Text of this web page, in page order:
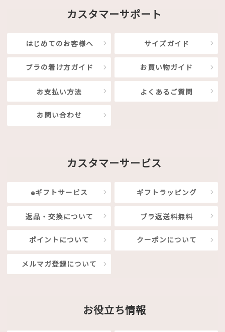
カスタマーサポート
はじめてのお客様へ サイズガイド
ブラの着け方ガイド お買い物ガイド
お支払い方法 よくあるご質問
お問い合わせ
カスタマーサービス
eギフトサービス ギフトラッピング
返品・交換について ブラ返送料無料
ポイントについて クーポンについて
メルマガ登録について
お役立ち情報